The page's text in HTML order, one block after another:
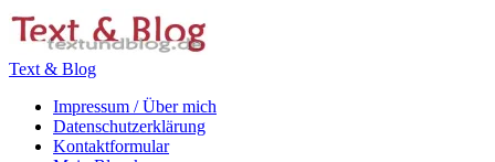
Zum
Inhalt
Text & Blog
Impressum / Über mich
Datenschutzerklärung
Kontaktformular